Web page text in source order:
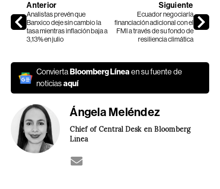
Anterior
Analistas prevén que
Banxico deje sin cambio la
tasa mientras inflación baja a
3,13% en julio
Siguiente
Ecuador negociaría
financiación adicional con el
FMI a través de su fondo de
resiliencia climática
Convierta Bloomberg Líneaen su fuente de
noticiasaquí
Ángela Meléndez
Chief of Central Desk en Bloomberg
Línea